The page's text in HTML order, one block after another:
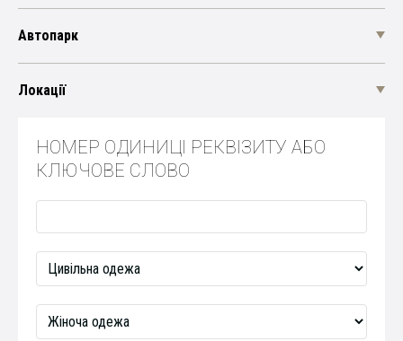
Автопарк
Локації
НОМЕР ОДИНИЦІ РЕКВІЗИТУ АБО
КЛЮЧОВЕ СЛОВО